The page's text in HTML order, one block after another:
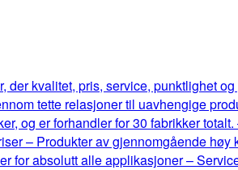
der kvalitet, pris, service, punktlighet
tette relasjoner til uavhengige
og er forhandler for 30 fabrikker
– Produkter av gjennomgående
for absolutt alle applikasjoner –